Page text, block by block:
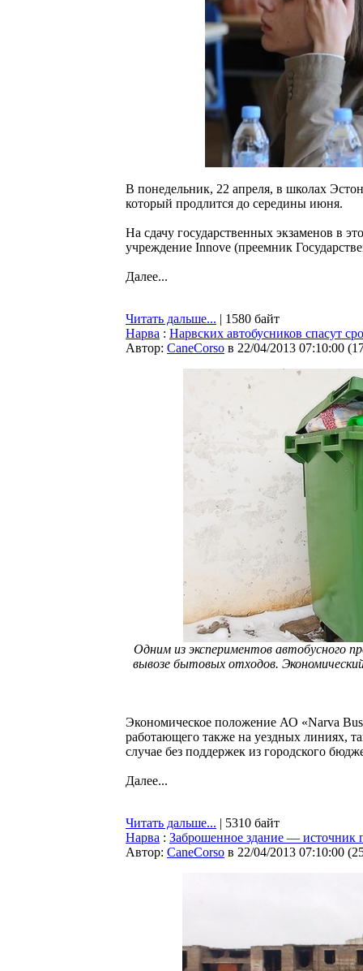
В понедельник, 22 апреля, в школах
который продлится до середины июня.
На сдачу государственных экзаменов в
учреждение Innove (преемник
Далее...
Читать дальше... | 1580 байт
Нарва : Нарвских автобусников спасут
Автор: CaneCorso в 22/04/2013 07:10:00 (
Одним из экспериментов автобусного
вывозе бытовых отходов.
Экономическое положение АО «Narva
работающего также на уездных линиях,
случае без поддержек из городского
Далее...
Читать дальше... | 5310 байт
Нарва : Заброшенное здание — источник
Автор: CaneCorso в 22/04/2013 07:10:00 (